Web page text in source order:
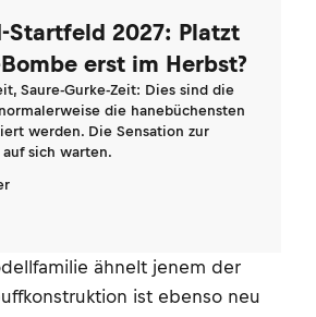
Startfeld 2027: Platzt
erst im Herbst?
Saure-Gurke-Zeit: Dies sind die
die hanebüchensten
werden. Die Sensation zur
sich warten.
ähnelt jenem der
ist ebenso neu